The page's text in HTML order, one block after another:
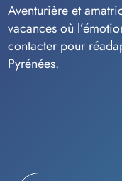
Aventurière et
vacances où
contacter pour
Pyrénées.